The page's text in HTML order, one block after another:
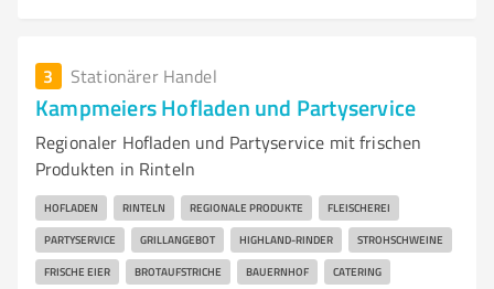
3 Stationärer Handel
Kampmeiers Hofladen und Partyservice
Regionaler Hofladen und Partyservice mit frischen
Produkten in Rinteln
HOFLADEN RINTELN REGIONALE PRODUKTE FLEISCHEREI
PARTYSERVICE GRILLANGEBOT HIGHLAND-RINDER STROHSCHWEINE
FRISCHE EIER BROTAUFSTRICHE BAUERNHOF CATERING